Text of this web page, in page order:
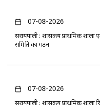
07-08-2026
सरायपाली : शासकीय प्राथमिक शाला
समिति का गठन
07-08-2026
सरायपाली : शासकीय प्राथमिक